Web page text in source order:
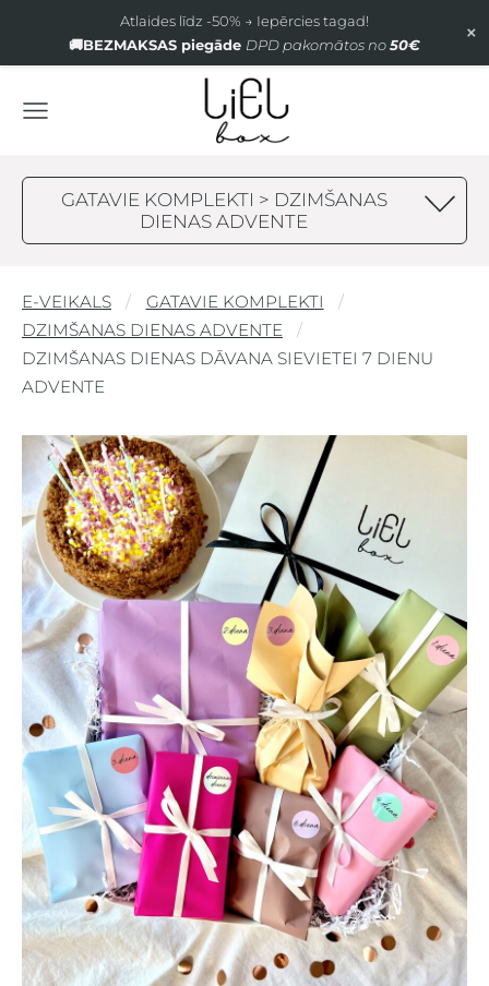
Atlaides līdz -50% → Iepērcies tagad!
🚚BEZMAKSAS piegāde DPD pakomātos no50€ ×
GATAVIE KOMPLEKTI > DZIMŠANAS
DIENAS ADVENTE
E-VEIKALS
GATAVIE KOMPLEKTI
DZIMŠANAS DIENAS ADVENTE
DZIMŠANAS DIENAS DĀVANA SIEVIETEI 7 DIENU
ADVENTE